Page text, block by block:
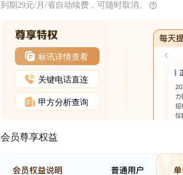
到期29元/月/省自动续费，可随时取消。
标讯详情查看
关键电话直连
甲方分析查询
会员尊享权益